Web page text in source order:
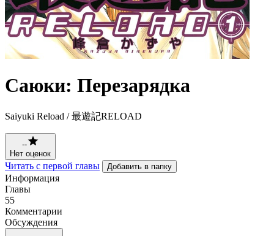
Саюки: Перезарядка
Saiyuki Reload / 最遊記RELOAD
--
Нет оценок
Читать с первой главы Добавить в папку
Информация
Главы
55
Комментарии
Обсуждения